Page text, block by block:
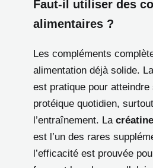
Faut-il utiliser des
alimentaires ?
Les compléments
alimentation déjà solide.
est pratique pour atteindre
protéique quotidien,
l’entraînement. La
est l’un des rares
l’efficacité est prouvée